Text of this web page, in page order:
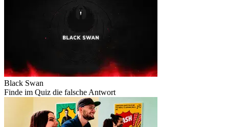
Black Swan
Finde im Quiz die falsche Antwort